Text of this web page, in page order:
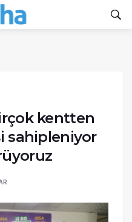
kentten
sahipleniyor